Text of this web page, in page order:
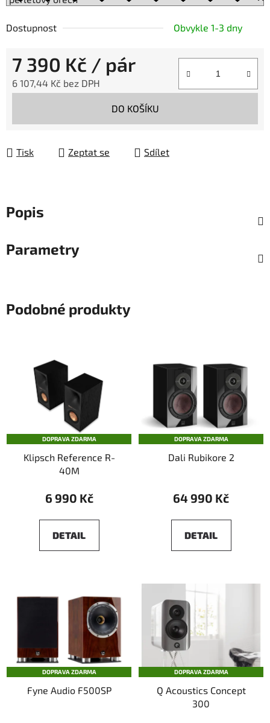
Dostupnost Obvykle 1-3 dny
7 390 Kč / pár
6 107,44 Kč bez DPH
DO KOŠÍKU
Tisk Zeptat se Sdílet
Popis
Parametry
Podobné produkty
DOPRAVA ZDARMA
Klipsch Reference R-
40M
6 990 Kč
DETAIL
DOPRAVA ZDARMA
Dali Rubikore 2
64 990 Kč
DETAIL
DOPRAVA ZDARMA
Fyne Audio F500SP
DOPRAVA ZDARMA
Q Acoustics Concept
300